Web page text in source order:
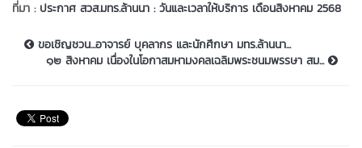
ที่มา : ประกาศ สวส.มทร.ล้านนา : วันและเวลาให้บริการ เดือนสิงหาคม 2568
ขอเชิญชวน...อาจารย์ บุคลากร และนักศึกษา มทร.ล้านนา...
๑๒ สิงหาคม เนื่องในโอกาสมหามงคลเฉลิมพระชนมพรรษา สม...